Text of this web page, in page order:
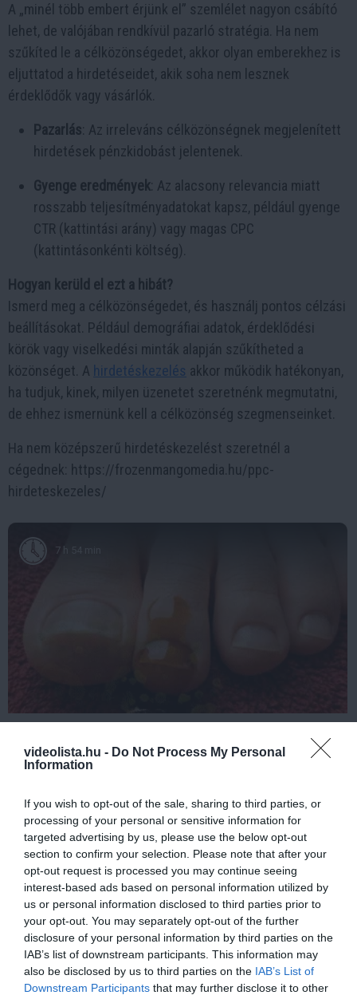
videolista.hu - Do Not Process My Personal
Information
If you wish to opt-out of the sale, sharing to third parties, or
processing of your personal or sensitive information for
targeted advertising by us, please use the below opt-out
section to confirm your selection. Please note that after your
opt-out request is processed you may continue seeing
interest-based ads based on personal information utilized by
us or personal information disclosed to third parties prior to
your opt-out. You may separately opt-out of the further
disclosure of your personal information by third parties on the
IAB’s list of downstream participants. This information may
also be disclosed by us to third parties on the IAB’s List of
Downstream Participants that may further disclose it to other
A „minél több embert érjünk el” szemlélet nagyon csábító
lehet, de valójában rendkívül pazarló stratégia. Ha nem
szűkíted le a célközönségedet, akkor olyan emberekhez is
eljuttatod a hirdetéseidet, akik soha nem lesznek
érdeklődők vagy vásárlók.
Pazarlás : Az irreleváns célközönségnek megjelenített
hirdetések pénzkidobást jelentenek.
Gyenge eredmények : Az alacsony relevancia miatt
rosszabb teljesítményadatokat kapsz, például gyenge
CTR (kattintási arány) vagy magas CPC
(kattintásonkénti költség).
Hogyan kerüld el ezt a hibát?
Ismerd meg a célközönségedet, és használj pontos célzási
beállításokat. Például demográfiai adatok, érdeklődési
körök vagy viselkedési minták alapján szűkítheted a
közönséget. A hirdetéskezelés akkor működik hatékonyan,
ha tudjuk, kinek, milyen üzenetet szeretnénk megmutatni,
de ehhez ismernünk kell a célközönség szegmenseinket.
Ha nem középszerű hirdetéskezelést szeretnél a
cégednek: https://frozenmangomedia.hu/ppc-
hirdeteskezeles/
7 h 54 min
Plain...
More
228 140 218
6 h 5 min